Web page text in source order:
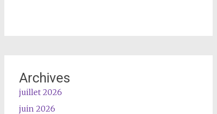
Archives
juillet 2026
juin 2026